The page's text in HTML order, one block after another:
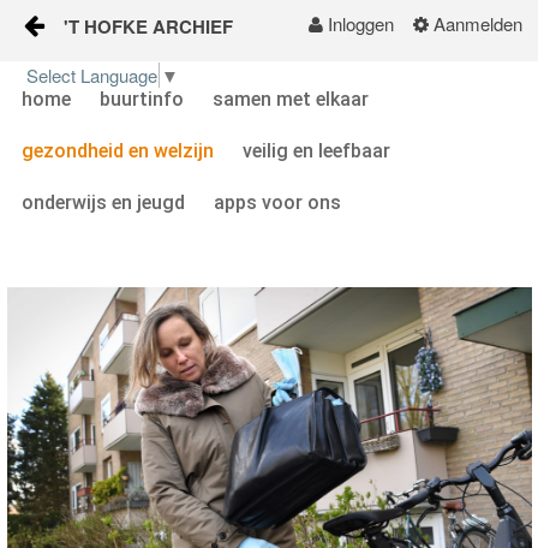
Naar content
Inloggen Aanmelden
'T HOFKE ARCHIEF
home
buurtinfo
gezondheid en welzijn
veilig en leefbaar
onderwijs en jeugd
apps voor ons
KALENDER
home buurtinfo samen met elkaar
gezondheid en welzijn veilig en leefbaar
onderwijs en jeugd apps voor ons
Select Language ▼